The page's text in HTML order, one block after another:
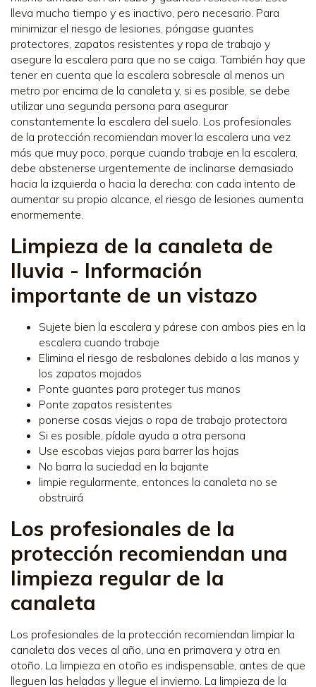
lleva mucho tiempo y es inactivo, pero necesario. Para
minimizar el riesgo de lesiones, póngase guantes
protectores, zapatos resistentes y ropa de trabajo y
asegure la escalera para que no se caiga. También hay que
tener en cuenta que la escalera sobresale al menos un
metro por encima de la canaleta y, si es posible, se debe
utilizar una segunda persona para asegurar
constantemente la escalera del suelo. Los profesionales
de la protección recomiendan mover la escalera una vez
más que muy poco, porque cuando trabaje en la escalera,
debe abstenerse urgentemente de inclinarse demasiado
hacia la izquierda o hacia la derecha: con cada intento de
aumentar su propio alcance, el riesgo de lesiones aumenta
enormemente.
Limpieza de la canaleta de
lluvia - Información
importante de un vistazo
Sujete bien la escalera y párese con ambos pies en la
escalera cuando trabaje
Elimina el riesgo de resbalones debido a las manos y
los zapatos mojados
Ponte guantes para proteger tus manos
Ponte zapatos resistentes
ponerse cosas viejas o ropa de trabajo protectora
Si es posible, pídale ayuda a otra persona
Use escobas viejas para barrer las hojas
No barra la suciedad en la bajante
limpie regularmente, entonces la canaleta no se
obstruirá
Los profesionales de la
protección recomiendan una
limpieza regular de la
canaleta
Los profesionales de la protección recomiendan limpiar la
canaleta dos veces al año, una en primavera y otra en
otoño. La limpieza en otoño es indispensable, antes de que
lleguen las heladas y llegue el invierno. La limpieza de la